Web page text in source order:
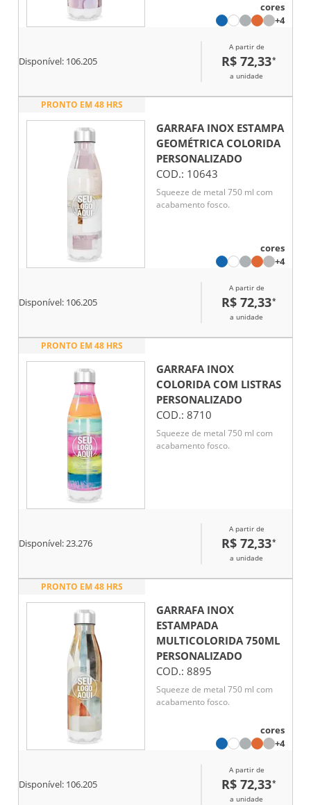
cores
+4
Disponível: 106.205
A partir de
R$ 72,33*
a unidade
PRONTO EM 48 HRS
GARRAFA INOX ESTAMPA
GEOMÉTRICA COLORIDA
PERSONALIZADO
COD.: 10643
Squeeze de metal 750 ml com
acabamento fosco.
cores
+4
Disponível: 106.205
A partir de
R$ 72,33*
a unidade
PRONTO EM 48 HRS
GARRAFA INOX
COLORIDA COM LISTRAS
PERSONALIZADO
COD.: 8710
Squeeze de metal 750 ml com
acabamento fosco.
Disponível:23.276
A partir de
R$ 72,33*
a unidade
PRONTO EM 48 HRS
GARRAFA INOX
ESTAMPADA
MULTICOLORIDA 750ML
PERSONALIZADO
COD.: 8895
Squeeze de metal 750 ml com
acabamento fosco.
cores
+4
Disponível: 106.205
A partir de
R$ 72,33*
a unidade